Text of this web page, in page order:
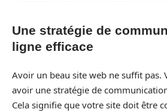
Une stratégie de
ligne efficace
Avoir un beau site web ne suffit pas.
avoir une stratégie de
Cela signifie que votre site doit être